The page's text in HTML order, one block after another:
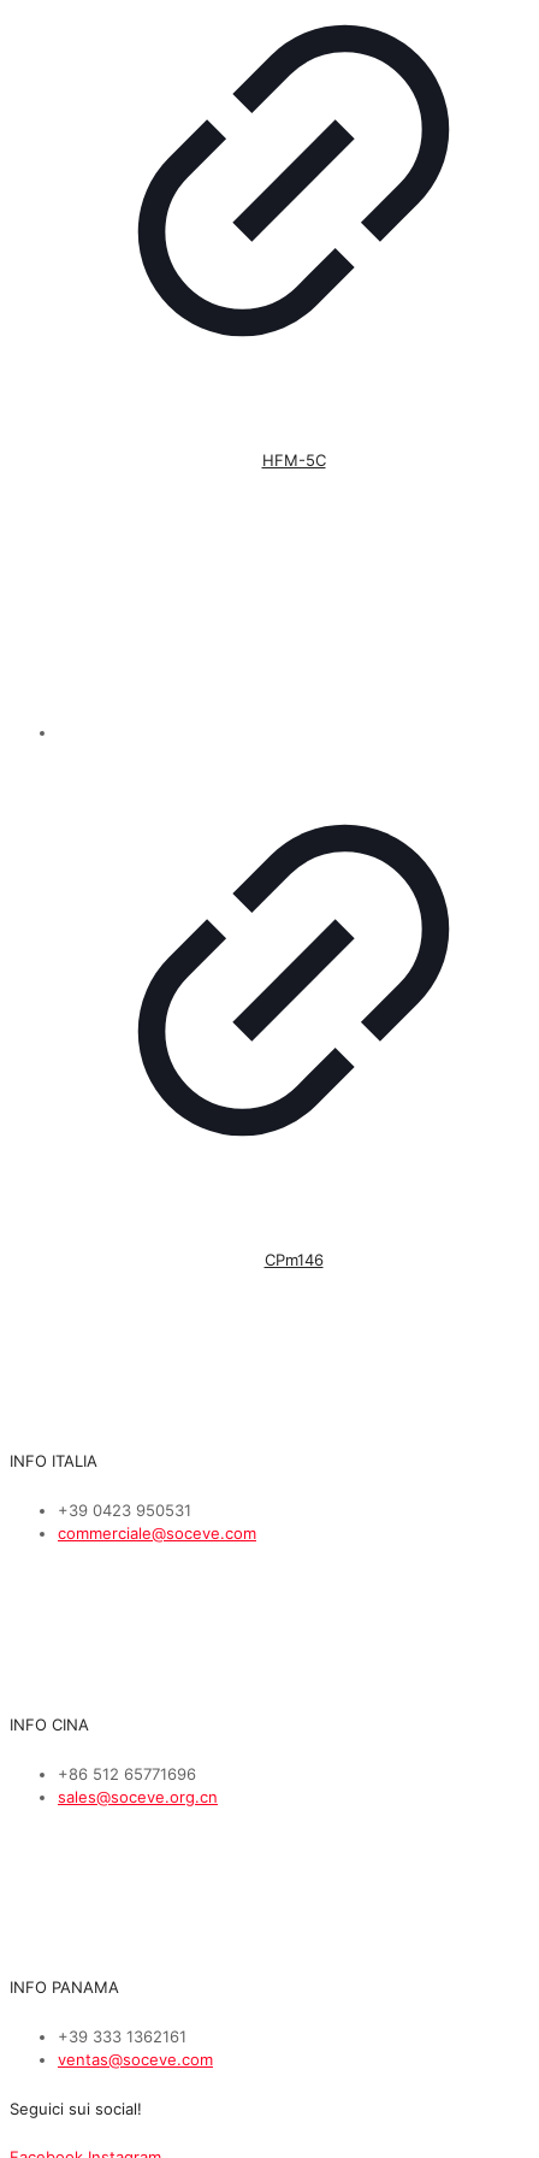
HFM-5C
CPm146
INFO ITALIA
+39 0423 950531
commerciale@soceve.com
INFO CINA
+86 512 65771696
sales@soceve.org.cn
INFO PANAMA
+39 333 1362161
ventas@soceve.com
Seguici sui social!